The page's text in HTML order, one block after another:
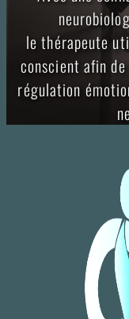
le thérapeute
conscient afin
régulation